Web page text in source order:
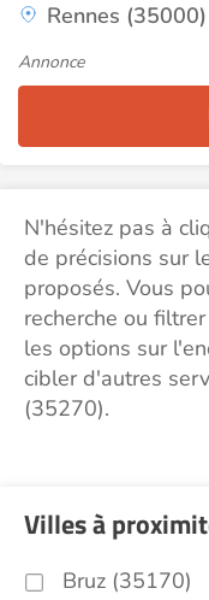
Rennes (35000)
Annonce
N'hésitez pas à
de précisions sur
proposés. Vous
recherche ou
les options sur
cibler d'autres
(35270).
Villes à
Bruz (35170)